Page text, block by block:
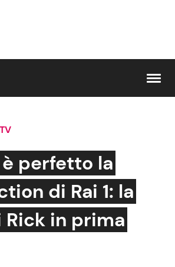
Gossip e TV
Bellezze VIP
perfetto la
di Rai 1: la
in prima